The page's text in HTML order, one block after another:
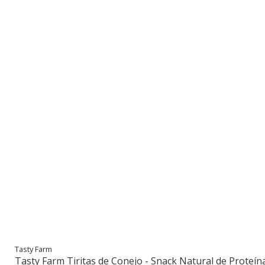
Tasty Farm
Tasty Farm Tiritas de Conejo - Snack Natural de